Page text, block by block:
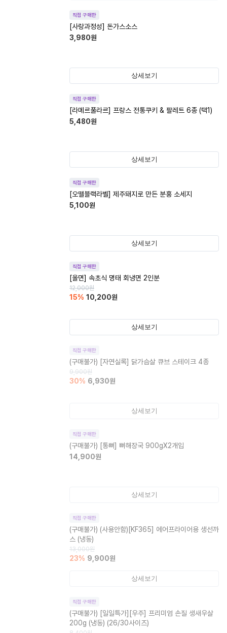
직접 구매한
[사랑과정성] 돈가스소스
3,980원
상세보기
직접 구매한
[라메르풀라르] 프랑스 전통쿠키 & 팔레트 6종 (택1)
5,480원
상세보기
직접 구매한
[오뗄블랙라벨] 제주돼지로 만든 분홍 소세지
5,100원
상세보기
직접 구매한
[올면] 속초식 명태 회냉면 2인분
12,000원
15% 10,200원
상세보기
직접 구매한
(구매불가) [자연실록] 닭가슴살 큐브 스테이크 4종
9,900원
30% 6,930원
상세보기
직접 구매한
(구매불가) [통뼈] 뼈해장국 900gX2개입
14,900원
상세보기
직접 구매한
(구매불가) (사용안함)[KF365] 에어프라이어용 생선까
스 (냉동)
13,000원
23% 9,900원
상세보기
직접 구매한
(구매불가) [일일특가][우주] 프리미엄 손질 생새우살
200g (냉동) (26/30사이즈)